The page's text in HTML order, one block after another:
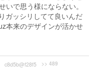
いで思う様にならない。
ガッシリしてて良いんだ
本来のデザインが活かせ
c8d5b@f28f5 >> 489